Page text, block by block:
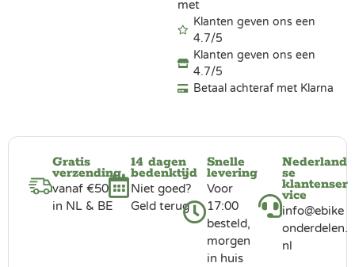
met
Klanten geven ons een
4.7/5
Klanten geven ons een
4.7/5
Betaal achteraf met Klarna
Gratis
verzending
vanaf €50
in NL & BE
14 dagen
bedenktijd
Niet goed?
Geld terug
Snelle
levering
Voor
17:00
besteld,
morgen
in huis
Nederland
se
klantenser
vice
info@ebike
onderdelen.
nl